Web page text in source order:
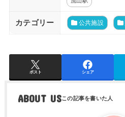
カテゴリー 公共施設
ポスト シェア
ABOUT US